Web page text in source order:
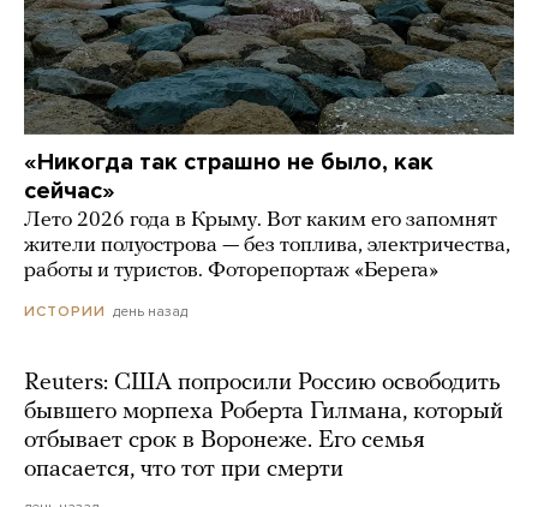
«Никогда так страшно не было, как
сейчас»
Лето 2026 года в Крыму. Вот каким его запомнят
жители полуострова — без топлива, электричества,
работы и туристов. Фоторепортаж «Берега»
ИСТОРИИ день назад
Reuters: США попросили Россию освободить
бывшего морпеха Роберта Гилмана, который
отбывает срок в Воронеже. Его семья
опасается, что тот при смерти